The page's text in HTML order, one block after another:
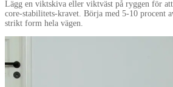
Lägg en viktskiva eller viktväst på ryggen för att
core-stabilitets-kravet. Börja med 5-10 procent
strikt form hela vägen.